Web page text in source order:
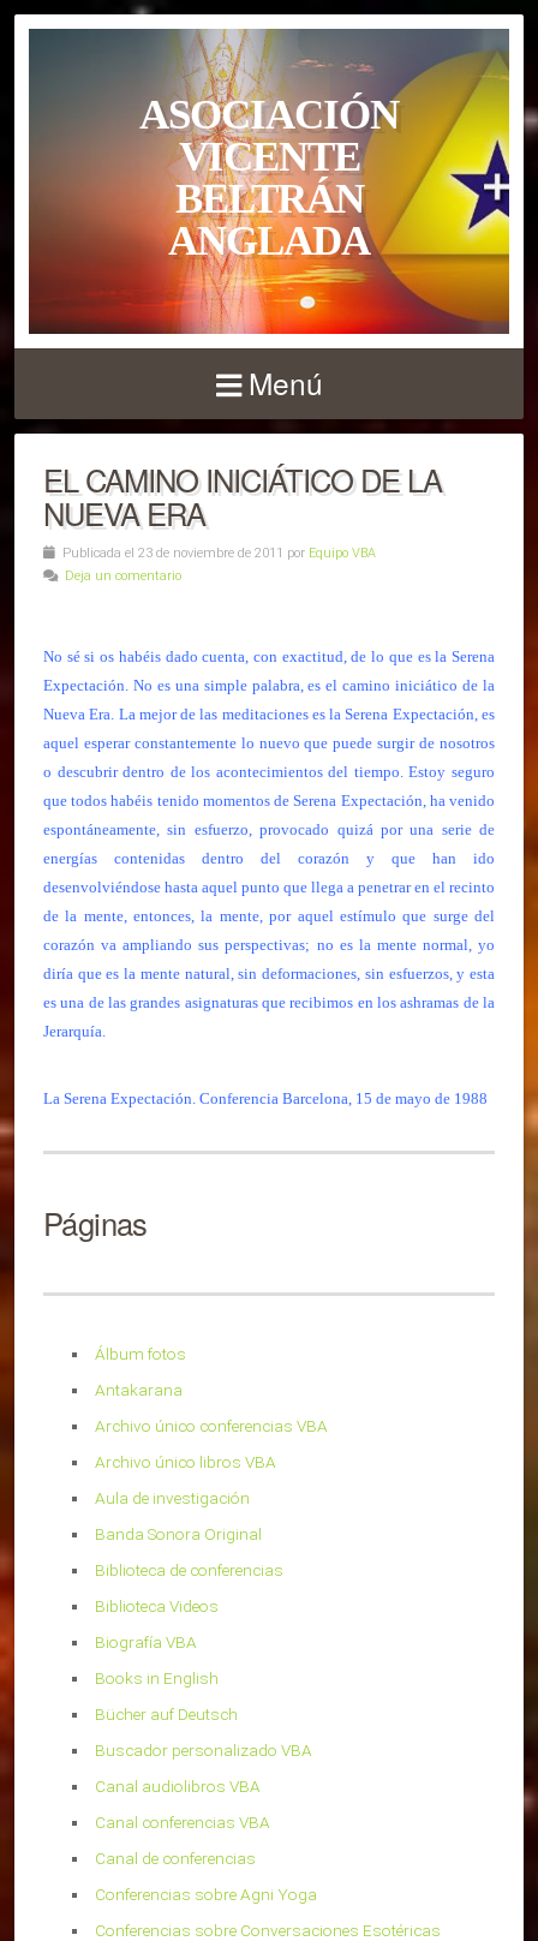
ASOCIACIÓN
VICENTE
BELTRÁN
ANGLADA
Menú
EL CAMINO INICIÁTICO DE LA
NUEVA ERA
Publicada el 23 de noviembre de 2011 por Equipo VBA
Deja un comentario
No sé si os habéis dado cuenta, con exactitud, de lo que es la Serena
Expectación. No es una simple palabra, es el camino iniciático de la
Nueva Era. La mejor de las meditaciones es la Serena Expectación, es
aquel esperar constantemente lo nuevo que puede surgir de nosotros
o descubrir dentro de los acontecimientos del tiempo. Estoy seguro
que todos habéis tenido momentos de Serena Expectación, ha venido
espontáneamente, sin esfuerzo, provocado quizá por una serie de
energías contenidas dentro del corazón y que han ido
desenvolviéndose hasta aquel punto que llega a penetrar en el recinto
de la mente, entonces, la mente, por aquel estímulo que surge del
corazón va ampliando sus perspectivas; no es la mente normal, yo
diría que es la mente natural, sin deformaciones, sin esfuerzos, y esta
es una de las grandes asignaturas que recibimos en los ashramas de la
Jerarquía.
La Serena Expectación. Conferencia Barcelona, 15 de mayo de 1988
Páginas
Álbum fotos
Antakarana
Archivo único conferencias VBA
Archivo único libros VBA
Aula de investigación
Banda Sonora Original
Biblioteca de conferencias
Biblioteca Videos
Biografía VBA
Books in English
Bücher auf Deutsch
Buscador personalizado VBA
Canal audiolibros VBA
Canal conferencias VBA
Canal de conferencias
Conferencias sobre Agni Yoga
Conferencias sobre Conversaciones Esotéricas